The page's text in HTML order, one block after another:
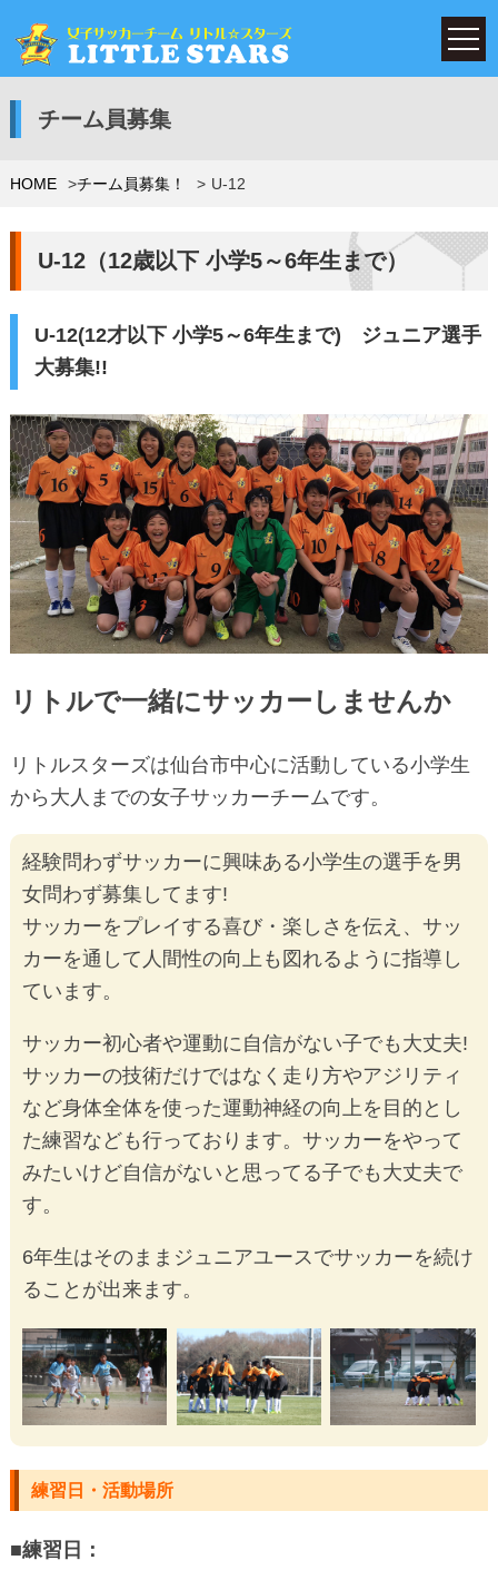
チーム員募集
HOME チーム員募集！ U-12
U-12（12歳以下 小学5～6年生まで）
U-12(12才以下 小学5～6年生まで) ジュニア選手
大募集!!
リトルで一緒にサッカーしませんか
リトルスターズは仙台市中心に活動している小学生
から大人までの女子サッカーチームです。
経験問わずサッカーに興味ある小学生の選手を男
女問わず募集してます!
サッカーをプレイする喜び・楽しさを伝え、サッ
カーを通して人間性の向上も図れるように指導し
ています。
サッカー初心者や運動に自信がない子でも大丈夫!
サッカーの技術だけではなく走り方やアジリティ
など身体全体を使った運動神経の向上を目的とし
た練習なども行っております。サッカーをやって
みたいけど自信がないと思ってる子でも大丈夫で
す。
6年生はそのままジュニアユースでサッカーを続け
ることが出来ます。
練習日・活動場所
■練習日：